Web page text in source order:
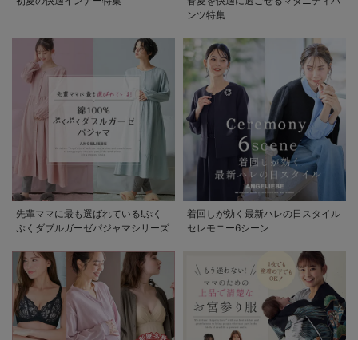
ンツ特集
先輩ママに最も選ばれている!ぷく
ぷくダブルガーゼパジャマシリーズ
着回しが効く最新ハレの日スタイル
セレモニー6シーン